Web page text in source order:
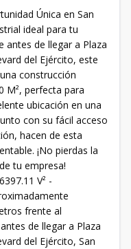
Única en San
ideal para tu
antes de llegar a Plaza
del Ejército, este
construcción
M², perfecta para
ubicación en una
con su fácil acceso
hacen de esta
¡No pierdas la
tu empresa!
V² -
frente al
de llegar a Plaza
del Ejército, San